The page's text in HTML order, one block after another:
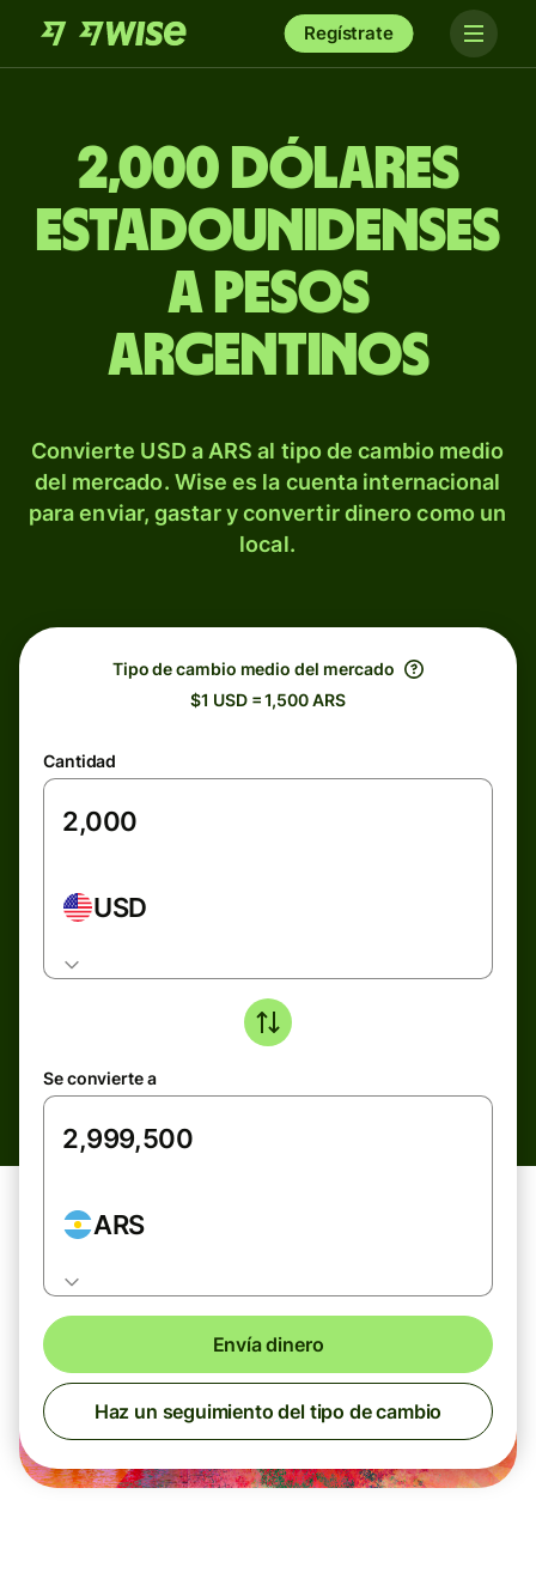
Regístrate
2,000 dólares
estadounidenses
a pesos
argentinos
Convierte USD a ARS al tipo de cambio medio
del mercado. Wise es la cuenta internacional
para enviar, gastar y convertir dinero como un
local.
Tipo de cambio medio del mercado
$1 USD = 1,500 ARS
Cantidad
USD
Se convierte a
ARS
Envía dinero
Haz un seguimiento del tipo de cambio